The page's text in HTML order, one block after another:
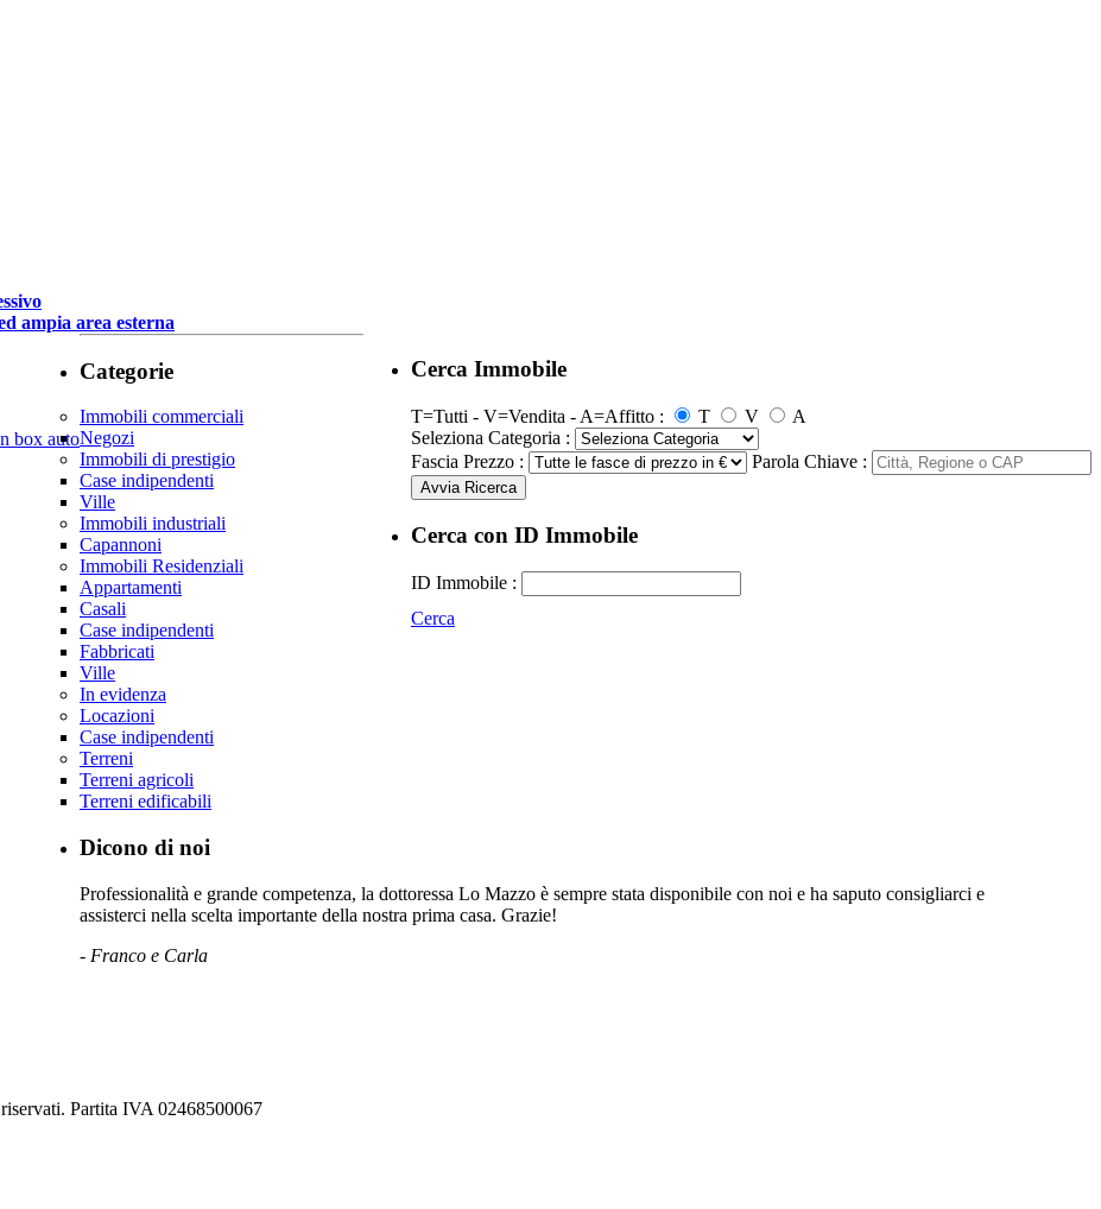
ampia area esterna
Cerca Immobile
T=Tutti - V=Vendita - A=Affitto : T V
A
Seleziona Categoria :
Fascia Prezzo :
Parola Chiave :
Avvia Ricerca
Cerca con ID Immobile
ID Immobile :
Cerca
Categorie
Immobili commerciali
Negozi
Immobili di prestigio
Case indipendenti
Ville
Immobili industriali
Capannoni
Immobili Residenziali
Appartamenti
Casali
Case indipendenti
Fabbricati
Ville
In evidenza
Locazioni
Case indipendenti
Terreni
Terreni agricoli
Terreni edificabili
Dicono di noi
Professionalità e grande competenza, la dottoressa Lo Mazzo è sempre stata disponibile con noi e ha saputo consigliarci e
assisterci nella scelta importante della nostra prima casa. Grazie!
- Franco e Carla
Partita IVA 02468500067